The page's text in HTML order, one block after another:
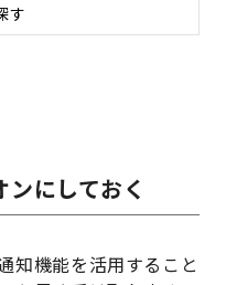
す
にしておく
知機能を活用すること